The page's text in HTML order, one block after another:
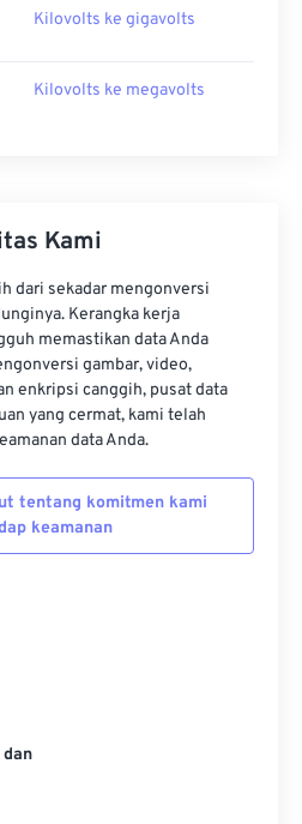
Kilovolts ke gigavolts
Kilovolts ke megavolts
Kami
dari sekadar mengonversi
Kerangka kerja
memastikan data Anda
gambar, video,
enkripsi canggih, pusat data
yang cermat, kami telah
data Anda.
tentang komitmen kami
keamanan